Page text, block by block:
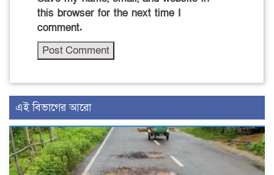
this browser for the next time I
comment.
এই বিভাগের আরো